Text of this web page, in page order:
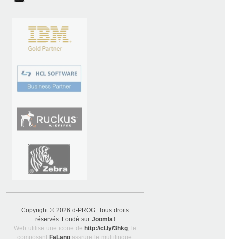
Copyright © 2026 d-PROG. Tous droits
réservés. Fondé surJoomla!
Web utilise une icone dehttp://cl.ly/3hkg, le
composant FaLangassrure le multilingue.